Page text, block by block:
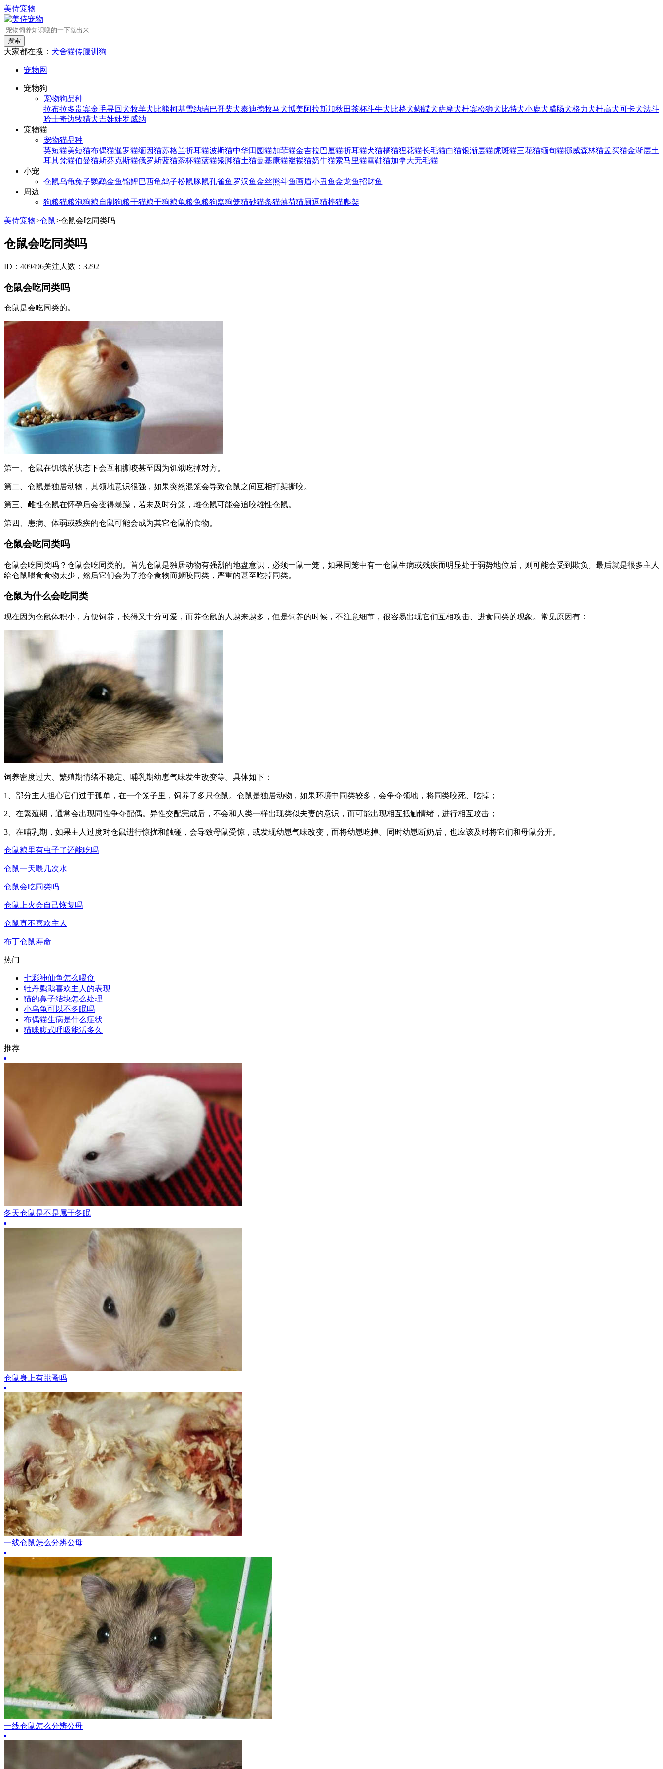
美侍宠物
搜索
大家都在搜： 犬舍猫传腹训狗
宠物网
宠物狗
宠物狗品种
拉布拉多贵宾金毛寻回犬牧羊犬比熊柯基雪纳瑞巴哥柴犬泰迪德牧马犬博美阿拉斯加秋田茶杯斗牛犬比格犬蝴蝶犬萨摩犬杜宾松狮犬比特犬小鹿犬腊肠犬格力犬杜高犬可卡犬法斗
哈士奇边牧猎犬吉娃娃罗威纳
宠物猫
宠物猫品种
英短猫美短猫布偶猫暹罗猫缅因猫苏格兰折耳猫波斯猫中华田园猫加菲猫金吉拉巴厘猫折耳猫犬猫橘猫狸花猫长毛猫白猫银渐层猫虎斑猫三花猫缅甸猫挪威森林猫孟买猫金渐层土
耳其梵猫伯曼猫斯芬克斯猫俄罗斯蓝猫茶杯猫蓝猫矮脚猫土猫曼基康猫褴褛猫奶牛猫索马里猫雪鞋猫加拿大无毛猫
小宠
仓鼠乌龟兔子鹦鹉金鱼锦鲤巴西龟鸽子松鼠豚鼠孔雀鱼 罗汉鱼金丝熊斗鱼画眉小丑鱼金龙鱼招财鱼
周边
狗粮猫粮泡狗粮自制狗粮干猫粮干狗粮龟粮兔粮狗窝狗笼猫砂猫条猫薄荷猫厕逗猫棒猫爬架
美侍宠物>仓鼠>仓鼠会吃同类吗
仓鼠会吃同类吗
ID：409496关注人数：3292
仓鼠会吃同类吗
仓鼠是会吃同类的。
第一、仓鼠在饥饿的状态下会互相撕咬甚至因为饥饿吃掉对方。
第二、仓鼠是独居动物，其领地意识很强，如果突然混笼会导致仓鼠之间互相打架撕咬。
第三、雌性仓鼠在怀孕后会变得暴躁，若未及时分笼，雌仓鼠可能会追咬雄性仓鼠。
第四、患病、体弱或残疾的仓鼠可能会成为其它仓鼠的食物。
仓鼠会吃同类吗
仓鼠会吃同类吗？仓鼠会吃同类的。首先仓鼠是独居动物有强烈的地盘意识，必须一鼠一笼，如果同笼中有一仓鼠生病或残疾而明显处于弱势地位后，则可能会受到欺负。最后就是很多主人
给仓鼠喂食食物太少，然后它们会为了抢夺食物而撕咬同类，严重的甚至吃掉同类。
仓鼠为什么会吃同类
现在因为仓鼠体积小，方便饲养，长得又十分可爱，而养仓鼠的人越来越多，但是饲养的时候，不注意细节，很容易出现它们互相攻击、进食同类的现象。常见原因有：
饲养密度过大、繁殖期情绪不稳定、哺乳期幼崽气味发生改变等。具体如下：
1、部分主人担心它们过于孤单，在一个笼子里，饲养了多只仓鼠。仓鼠是独居动物，如果环境中同类较多，会争夺领地，将同类咬死、吃掉；
2、在繁殖期，通常会出现同性争夺配偶。异性交配完成后，不会和人类一样出现类似夫妻的意识，而可能出现相互抵触情绪，进行相互攻击；
3、在哺乳期，如果主人过度对仓鼠进行惊扰和触碰，会导致母鼠受惊，或发现幼崽气味改变，而将幼崽吃掉。同时幼崽断奶后，也应该及时将它们和母鼠分开。
仓鼠粮里有虫子了还能吃吗
仓鼠一天喂几次水
仓鼠会吃同类吗
仓鼠上火会自己恢复吗
仓鼠真不喜欢主人
布丁仓鼠寿命
热门
七彩神仙鱼怎么喂食
牡丹鹦鹉喜欢主人的表现
猫的鼻子结块怎么处理
小乌龟可以不冬眠吗
布偶猫生病是什么症状
猫咪腹式呼吸能活多久
推荐
冬天仓鼠是不是属于冬眠
仓鼠身上有跳蚤吗
一线仓鼠怎么分辨公母
一线仓鼠怎么分辨公母